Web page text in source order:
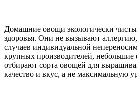
Домашние овощи экологически
здоровья. Они не вызывают
случаев индивидуальной
крупных производителей, небольшие
отбирают сорта овощей для
качество и вкус, а не максимальную